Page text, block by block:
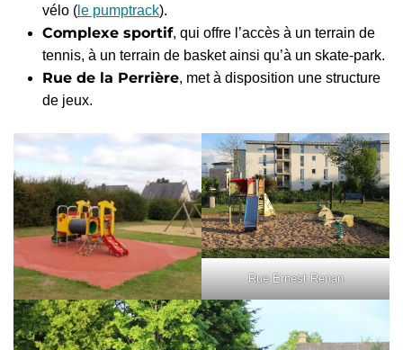
vélo ( le pumptrack).
Complexe sportif, qui offre l’accès à un terrain de
tennis, à un terrain de basket ainsi qu’à un skate-park.
Rue de la Perrière, met à disposition une structure
de jeux.
Rue Ernest Renan